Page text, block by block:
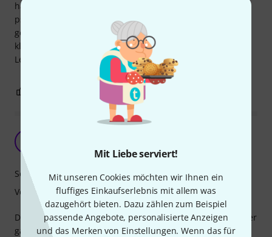
Mit Liebe serviert!
Mit unseren Cookies möchten wir Ihnen ein
fluffiges Einkaufserlebnis mit allem was
dazugehört bieten. Dazu zählen zum Beispiel
passende Angebote, personalisierte Anzeigen
und das Merken von Einstellungen. Wenn das für
häufige Beanspruchung aus. Geistig Behinderte und
psychisch kranke Menschen greifen in meiner Therapie
gerne zu diesem einfach zu handhabenden und schön
klingendem Instrument. Für mich ein gutes Preis-
Leistungsverhältnis!
BEWERTUNG MELDEN
Swish41 02.02.2024
Die Framedrum hält auch die Beanspruchung zweier Kinder
ganz gut aus, der Klang ist total okay und ausreichend,
Sound
Verarbeitung